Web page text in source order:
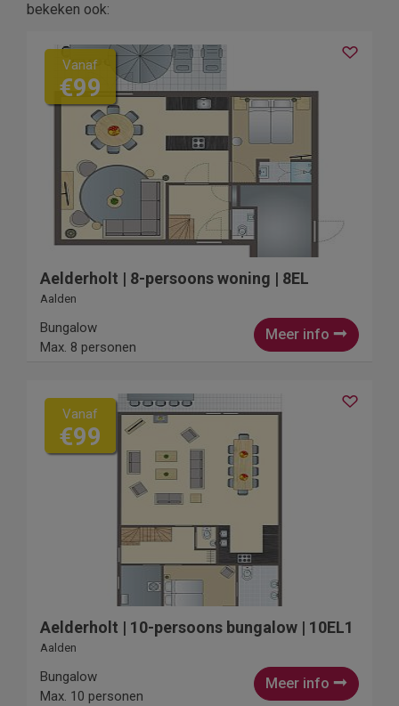
bekeken ook:
Vanaf
€99
Aelderholt | 8-persoons woning | 8EL
Aalden
Meer info
Bungalow
Max. 8 personen
Vanaf
€99
Aelderholt | 10-persoons bungalow | 10EL1
Aalden
Meer info
Bungalow
Max. 10 personen